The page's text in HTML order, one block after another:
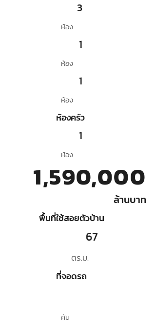
3
ห้อง
1
ห้อง
1
ห้อง
ห้องครัว
1
ห้อง
1,590,000
ล้านบาท
พื้นที่ใช้สอยตัวบ้าน
67
ตร.ม.
ที่จอดรถ
คัน